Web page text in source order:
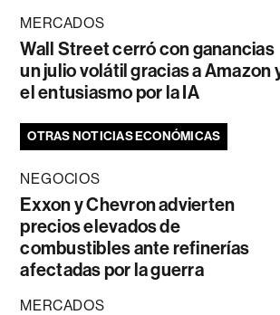
MERCADOS
Wall Street cerró con ganancias
un julio volátil gracias a Amazon
el entusiasmo por la IA
OTRAS NOTICIAS ECONÓMICAS
NEGOCIOS
Exxon y Chevron advierten
precios elevados de
combustibles ante refinerías
afectadas por la guerra
MERCADOS